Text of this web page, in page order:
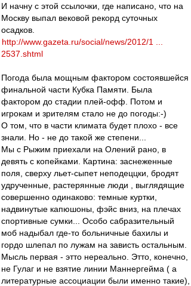
И начну с этой ссылочки, где написано, что на
Москву выпал вековой рекорд суточных
осадков.
http://www.gazeta.ru/social/news/2012/1 ...
2537.shtml
Погода была мощным фактором состоявшейся
финальной части Кубка Памяти. Была
фактором до стадии плей-офф. Потом и
игрокам и зрителям стало не до погоды:-)
О том, что в части климата будет плохо - все
знали. Но - не до такой же степени...
Мы с Рыжим приехали на Олений рано, в
девять с копейками. Картина: заснеженные
поля, сверху льет-сыпет неподеццки, бродят
удрученные, растерянные люди , выглядящие
совершенно одинаково: темные куртки,
надвинутые капюшоны, фэйс вниз, на плечах
спортивные сумки... Особо сабразительный
моб надыбал где-то больничные бахилы и
гордо шлепал по лужам на зависть остальным.
Мысль первая - этто нереально. Этто, конечно,
не Гулаг и не взятие линии Маннергейма ( а
литературные ассоциации были именно такие),